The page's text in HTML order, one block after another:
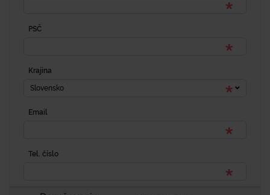
PSČ
Krajina
Slovensko
Email
Tel. číslo